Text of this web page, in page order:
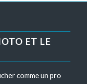
ET LE
comme un pro